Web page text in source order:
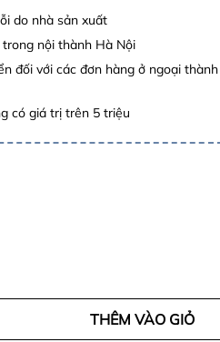
do nhà sản xuất
nội thành Hà Nội
đối với các đơn hàng ở ngoại
có giá trị trên 5 triệu
THÊM VÀO GIỎ